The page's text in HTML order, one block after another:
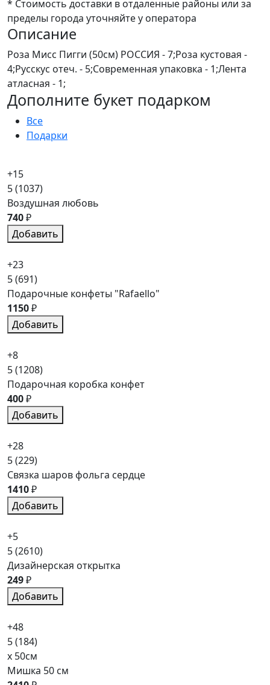
* Стоимость доставки в отдаленные районы или за
пределы города уточняйте у оператора
Описание
Роза Мисс Пигги (50см) РОССИЯ - 7;Роза кустовая -
4;Русскус отеч. - 5;Современная упаковка - 1;Лента
атласная - 1;
Дополните букет подарком
Все
Подарки
+15
5(1037)
Воздушная любовь
740₽
Добавить
+23
5(691)
Подарочные конфеты "Rafaello"
1150₽
Добавить
+8
5(1208)
Подарочная коробка конфет
400₽
Добавить
+28
5(229)
Связка шаров фольга сердце
1410₽
Добавить
+5
5(2610)
Дизайнерская открытка
249₽
Добавить
+48
5(184)
x 50см
Мишка 50 см